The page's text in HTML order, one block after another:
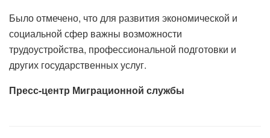
Было отмечено, что для развития экономической и
социальной сфер важны возможности
трудоустройства, профессиональной подготовки и
других государственных услуг.
Пресс-центр Миграционной службы